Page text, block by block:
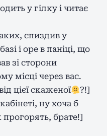
у гілку і читає
спиздив у
і оре в паніці, що
зі сторони
місці через вас.
цієї скаженої
?!]
ну хоча б
брате!]